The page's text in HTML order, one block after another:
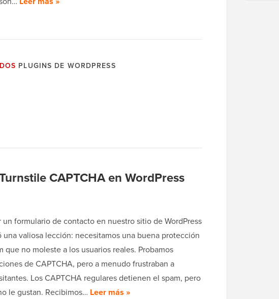
PLUGINS DE WORDPRESS
CAPTCHA en WordPress
formulario de contacto en nuestro sitio de WordPress
una valiosa lección: necesitamos una buena protección
que no moleste a los usuarios reales. Probamos
de CAPTCHA, pero a menudo frustraban a
Los CAPTCHA regulares detienen el spam, pero
le gustan. Recibimos… Leer más »